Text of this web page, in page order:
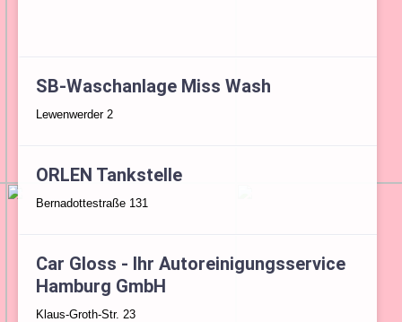
SB-Waschanlage Miss Wash
Lewenwerder 2
ORLEN Tankstelle
Bernadottestraße 131
Car Gloss - Ihr Autoreinigungsservice
Hamburg GmbH
Klaus-Groth-Str. 23